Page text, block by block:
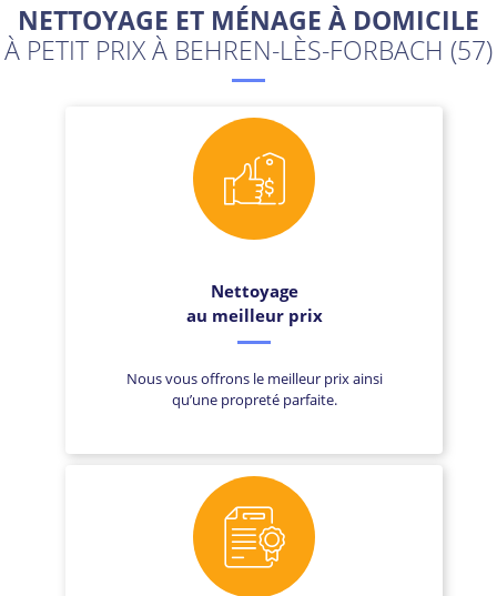
NETTOYAGE ET MÉNAGE À DOMICILE
À PETIT PRIX À BEHREN-LÈS-FORBACH (57)
Nettoyage
au meilleur prix
Nous vous offrons le meilleur prix ainsi
qu’une propreté parfaite.